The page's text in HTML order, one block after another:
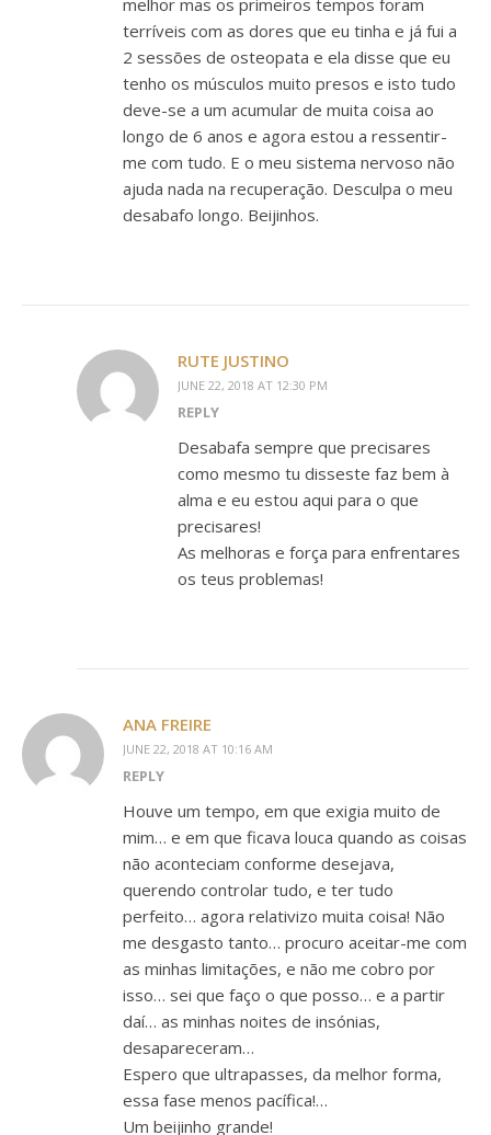
melhor mas os primeiros tempos foram
terríveis com as dores que eu tinha e já fui a
2 sessões de osteopata e ela disse que eu
tenho os músculos muito presos e isto tudo
deve-se a um acumular de muita coisa ao
longo de 6 anos e agora estou a ressentir-
me com tudo. E o meu sistema nervoso não
ajuda nada na recuperação. Desculpa o meu
desabafo longo. Beijinhos.
RUTE JUSTINO
JUNE 22, 2018 AT 12:30 PM
REPLY
Desabafa sempre que precisares
como mesmo tu disseste faz bem à
alma e eu estou aqui para o que
precisares!
As melhoras e força para enfrentares
os teus problemas!
ANA FREIRE
JUNE 22, 2018 AT 10:16 AM
REPLY
Houve um tempo, em que exigia muito de
mim… e em que ficava louca quando as coisas
não aconteciam conforme desejava,
querendo controlar tudo, e ter tudo
perfeito… agora relativizo muita coisa! Não
me desgasto tanto… procuro aceitar-me com
as minhas limitações, e não me cobro por
isso… sei que faço o que posso… e a partir
daí… as minhas noites de insónias,
desapareceram…
Espero que ultrapasses, da melhor forma,
essa fase menos pacífica!…
Um beijinho grande!